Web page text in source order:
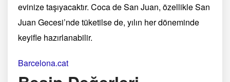
evinize taşıyacaktır. Coca de San Juan, özellikle San
Juan Gecesi’nde tüketilse de, yılın her döneminde
keyifle hazırlanabilir.
Barcelona.cat